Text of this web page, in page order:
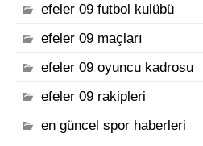
efeler 09 futbol kulübü
efeler 09 maçları
efeler 09 oyuncu kadrosu
efeler 09 rakipleri
en güncel spor haberleri